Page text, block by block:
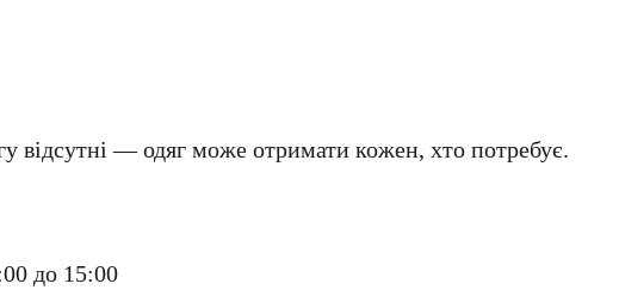
відсутні — одяг може отримати кожен, хто потребує.
до 15:00